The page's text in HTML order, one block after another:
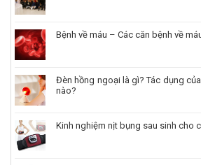
Bệnh về máu – Các căn bệnh về
Đèn hồng ngoại là gì? Tác dụng
nào?
Kinh nghiệm nịt bụng sau sinh cho